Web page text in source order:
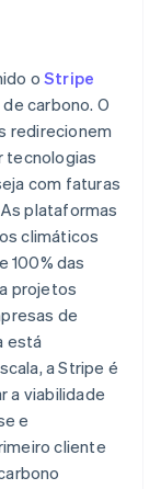
o Stripe
carbono. O
redirecionem
tecnologias
com faturas
plataformas
climáticos
100% das
projetos
de
está
a Stripe é
a viabilidade
e
cliente